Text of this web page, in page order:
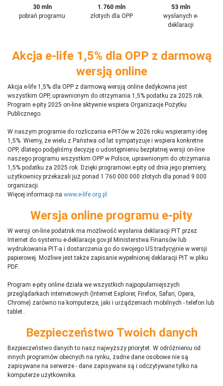
30 mln
pobrań programu
1.760 mln
złotych dla OPP
53 mln
wysłanych e-
deklaracji
Akcja e-life 1,5% dla OPP z darmową
wersją online
Akcja e-life 1,5% dla OPP z darmową wersją online dedykowna jest
wszystkim OPP, uprawnionym do otrzymania 1,5% podatku za 2025 rok.
Program e-pity 2025 on-line aktywnie wspiera Organizacje Pożytku
Publicznego.
W naszym programie do rozliczania e-PITów w 2026 roku wspieramy ideę
1,5%. Wiemy, że wielu z Państwa od lat sympatyzuje i wspiera konkretne
OPP, dlatego podjęliśmy decyzję o udostępnieniu bezpłatnej wersji on-line
naszego programu wszystkim OPP w Polsce, uprawnionym do otrzymania
1,5% podatku za 2025 rok. Dzięki programowi e-pity od dnia jego premiery,
użytkownicy przekazali już ponad 1 760 000 000 złotych dla ponad 9 000
organizacji.
Więcej informacji na www.e-life.org.pl
Wersja online programu e-pity
W wersji on-line podatnik ma możliwość wysłania deklaracji PIT przez
Internet do systemu e-deklaracje.gov.pl Ministerstwa Finansów lub
wydrukowania PIT-a i dostarczenia go do swojego US tradycyjnie w wersji
papierowej. Możliwe jest także zapisanie wypełnionej deklaracji PIT w pliku
PDF.
Program e-pity online działa we wszystkich najpopularniejszych
przeglądarkach internetowych (Internet Explorer, Firefox, Safari, Opera,
Chrome) zarówno na komputerze, jaki i urządzeniach mobilnych - telefon lub
tablet..
Bezpieczeństwo Twoich danych
Bezpieczeństwo danych to nasz najwyższy priorytet. W odróżnieniu od
innych programów obecnych na rynku, żadne dane osobowe nie są
zapisywane na serwerze - dane zapisywane są i odczytywane tylko na
komputerze użytkownika.